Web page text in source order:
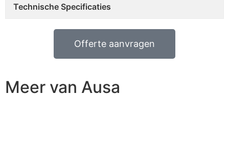
Technische Specificaties
Offerte aanvragen
Meer van Ausa